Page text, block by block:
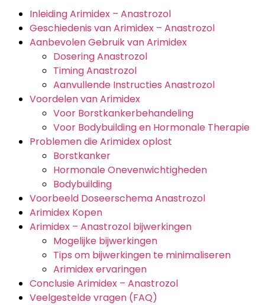
Inleiding Arimidex – Anastrozol
Geschiedenis van Arimidex – Anastrozol
Aanbevolen Gebruik van Arimidex
Dosering Anastrozol
Timing Anastrozol
Aanvullende Instructies Anastrozol
Voordelen van Arimidex
Voor Borstkankerbehandeling
Voor Bodybuilding en Hormonale Therapie
Problemen die Arimidex oplost
Borstkanker
Hormonale Onevenwichtigheden
Bodybuilding
Voorbeeld Doseerschema Anastrozol
Arimidex Kopen
Arimidex – Anastrozol bijwerkingen
Mogelijke bijwerkingen
Tips om bijwerkingen te minimaliseren
Arimidex ervaringen
Conclusie Arimidex – Anastrozol
Veelgestelde vragen (FAQ)